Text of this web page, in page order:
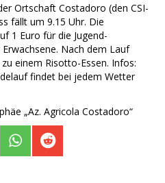
Ortschaft Costadoro (den CSI-
fällt um 9.15 Uhr. Die
1 Euro für die Jugend-
Nach dem Lauf
einem Risotto-Essen. Infos:
findet bei jedem Wetter